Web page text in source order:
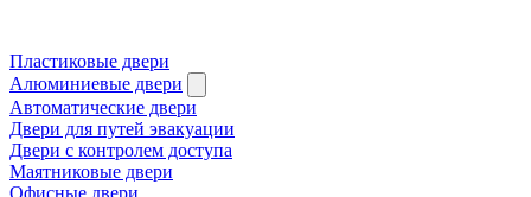
Пластиковые двери
Алюминиевые двери
Автоматические двери
Двери для путей эвакуации
Двери с контролем доступа
Маятниковые двери
Офисные двери